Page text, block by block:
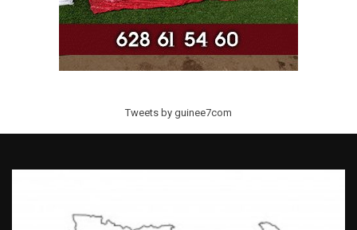
Tweets by guinee7com